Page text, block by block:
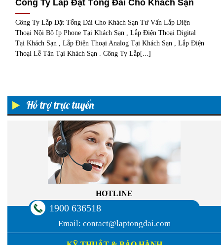
Hỗ trợ trực tuyến
HOTLINE
1900 636518
Email: contact@laptongdai.com
Công Ty Lắp Đặt Tổng Đài Cho Khách Sạn
Công Ty Lắp Đặt Tổng Đài Cho Khách Sạn Tư Vấn Lắp Điện
Thoại Nội Bộ Ip Phone Tại Khách Sạn , Lắp Điện Thoại Digital
Tại Khách Sạn , Lắp Điện Thoại Analog Tại Khách Sạn , Lắp Điện
Thoại Lễ Tân Tại Khách Sạn . Công Ty Lắp[...]